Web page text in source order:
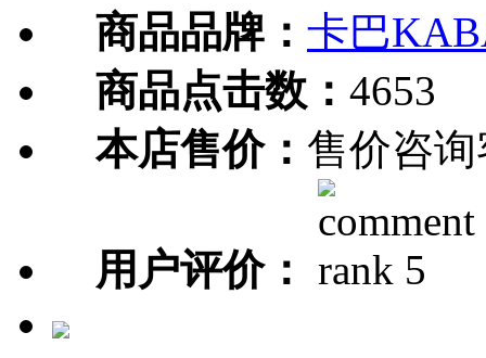
商品品牌： 卡巴
商品点击数： 4653
本店售价： 售价咨
用户评价：